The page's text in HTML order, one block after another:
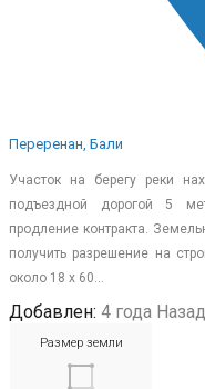
Переренан, Бали
Участок на берегу реки
подъездной дорогой 5
продление контракта.
получить разрешение на
около 18 х 60…
Добавлен: 4 года Назад
Размер земли